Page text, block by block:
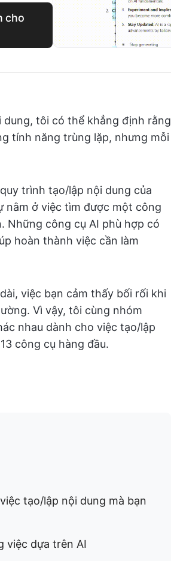
cho
dung, tôi có thể khẳng định rằng
tính năng trùng lặp, nhưng mỗi
trình tạo/lập nội dung của
nằm ở việc tìm được một công
Những công cụ AI phù hợp có
hoàn thành việc cần làm
việc bạn cảm thấy bối rối khi
Vì vậy, tôi cùng nhóm
nhau dành cho việc tạo/lập
công cụ hàng đầu.
tạo/lập nội dung mà bạn
việc dựa trên AI